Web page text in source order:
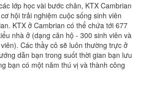
lớp học vài bước chân, KTX Cambrian
hội trải nghiệm cuộc sống sinh viên
KTX ở Cambrian có thể chứa tới 677
nhà ở (dạng căn hộ - 300 sinh viên và
Các thầy cô sẽ luôn thường trực ở
dẫn bạn trong suốt thời gian bạn lưu
bạn có một năm thú vị và thành công